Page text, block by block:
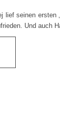
seinen
Und auch